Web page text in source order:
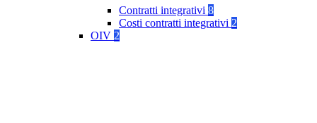
Contratti integrativi 8
Costi contratti integrativi 2
OIV 2